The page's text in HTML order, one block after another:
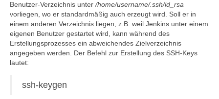
Benutzer-Verzeichnis unter /home/username/.ssh/id_rsa
vorliegen, wo er standardmäßig auch erzeugt wird. Soll er in
einem anderen Verzeichnis liegen, z.B. weil Jenkins unter einem
eigenen Benutzer gestartet wird, kann während des
Erstellungsprozesses ein abweichendes Zielverzeichnis
angegeben werden. Der Befehl zur Erstellung des SSH-Keys
lautet:
ssh-keygen